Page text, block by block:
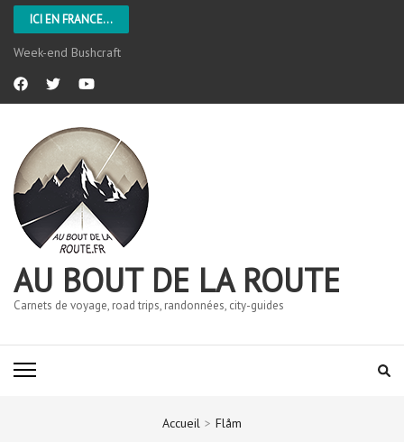
ICI EN FRANCE...
Week-end Bushcraft
AU BOUT DE LA ROUTE
Carnets de voyage, road trips, randonnées, city-guides
Accueil > Flåm